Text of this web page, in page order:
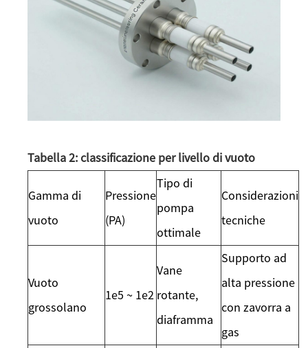
Tabella 2: classificazione per livello di vuoto
Gamma di
vuoto
Pressione
(PA)
Tipo di
pompa
ottimale
Considerazioni
tecniche
Vuoto
grossolano
1e5 ~ 1e2
Vane
rotante,
diaframma
Supporto ad
alta pressione
con zavorra a
gas